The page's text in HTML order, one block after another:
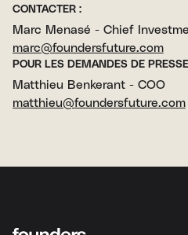
CONTACTER :
Marc Menasé - Chief
marc@foundersfuture.com
POUR LES DEMANDES DE
Matthieu Benkerant - COO
matthieu@foundersfuture.com